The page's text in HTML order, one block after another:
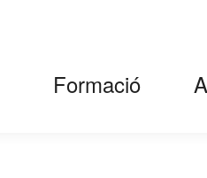
Formació